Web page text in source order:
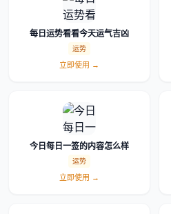
每日运势看看今天运气吉凶
运势
立即使用 →
今日每日一签的内容怎么样
运势
立即使用 →